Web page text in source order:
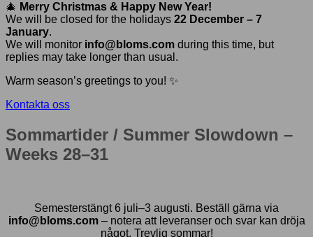
🎄 Merry Christmas & Happy New Year!
We will be closed for the holidays 22 December – 7
January.
We will monitor info@bloms.com during this time, but
replies may take longer than usual.
Warm season’s greetings to you! ✨
Kontakta oss
Sommartider / Summer Slowdown –
Weeks 28–31
Semesterstängt 6 juli–3 augusti. Beställ gärna via
info@bloms.com– notera att leveranser och svar kan dröja
något. Trevlig sommar!